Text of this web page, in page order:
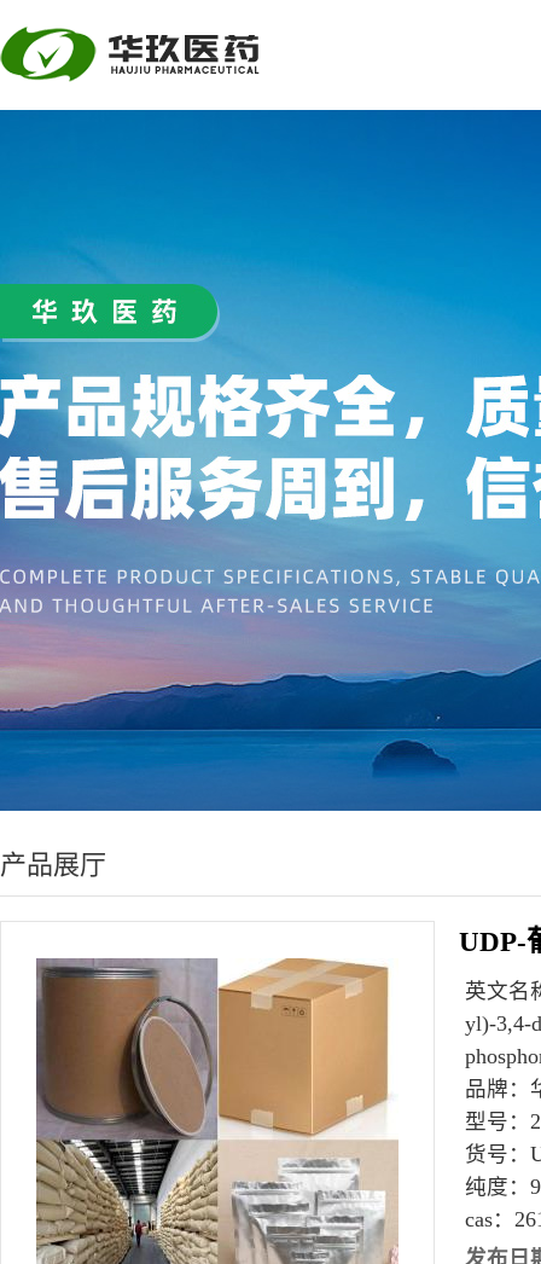
产品展厅
UDP-
英文名
yl)-3,4-
品牌：
型号：
货号：
纯度：
cas：
发布日